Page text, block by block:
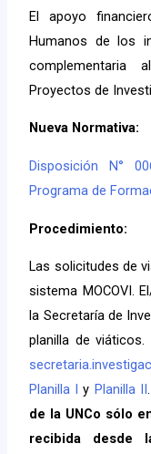
El apoyo
Humanos de los
Proyectos de
Nueva Normativa:
Disposición N°
Programa de
Procedimiento:
Las solicitudes de
sistema MOCOVI.
la Secretaría de
planilla de
Planilla I y Planilla II.
de la UNCo sólo
recibida desde